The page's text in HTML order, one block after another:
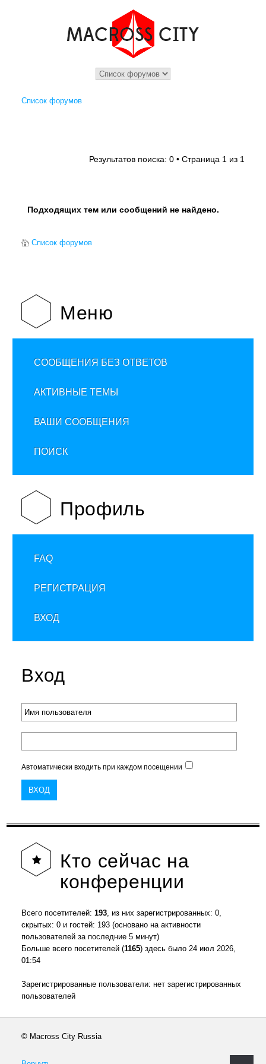
Список форумов
Результатов поиска: 0 • Страница 1из 1
Подходящих тем или сообщений не найдено.
Список форумов
Меню
СООБЩЕНИЯ БЕЗ ОТВЕТОВ
АКТИВНЫЕ ТЕМЫ
ВАШИ СООБЩЕНИЯ
ПОИСК
Профиль
FAQ
РЕГИСТРАЦИЯ
ВХОД
Вход
Автоматически входить при каждом посещении
Кто сейчас на
конференции
Всего посетителей:193 , из них зарегистрированных: 0,
скрытых: 0 и гостей: 193 (основано на активности
пользователей за последние 5 минут)
Больше всего посетителей (1165) здесь было 24 июл 2026,
01:54
Зарегистрированные пользователи: нет зарегистрированных
пользователей
© Macross City Russia